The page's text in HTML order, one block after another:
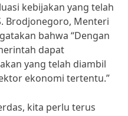
kebijakan yang telah
Brodjonegoro, Menteri
bahwa “Dengan
dapat
yang telah diambil
ekonomi tertentu.”
kita perlu terus